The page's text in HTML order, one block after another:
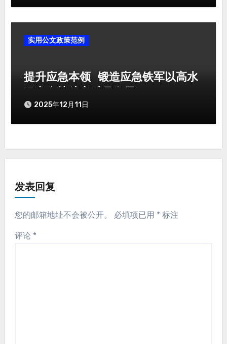
实用公文政策范例
提升应急本领 锻造应急铁军以高水
2025年12月11日
发表回复
您的邮箱地址不会被公开。 必填项已用 * 标注
评论 *